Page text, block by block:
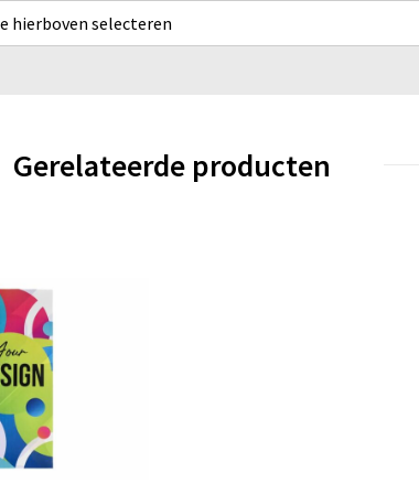
hierboven selecteren
Gerelateerde producten